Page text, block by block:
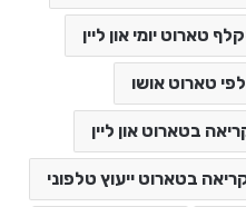
קלף טארוט יומי און ליין
טארוט אושו
בטארוט און ליין
בטארוט ייעוץ טלפוני